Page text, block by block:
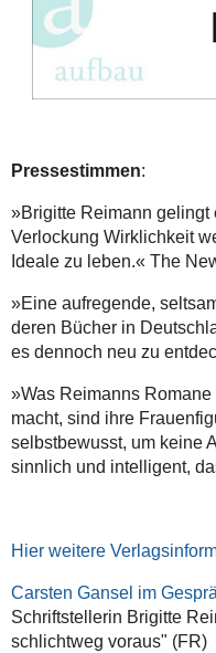
Pressestimmen:
»Brigitte Reimann gelingt
Verlockung Wirklichkeit
Ideale zu leben.« The
»Eine aufregende,
deren Bücher in
es dennoch neu zu
»Was Reimanns
macht, sind ihre
selbstbewusst, um keine
sinnlich und intelligent,
Hier weitere
Carsten Gansel im
Schriftstellerin Brigitte
schlichtweg voraus" (FR)